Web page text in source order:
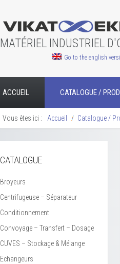
MATÉRIEL INDUSTRIEL
ACCUEIL CATALOGUE /
Go to the english
Vous êtes ici : Accueil Catalogue /
CATALOGUE
Broyeurs
Centrifugeuse – Séparateur
Conditionnement
Convoyage – Transfert – Dosage
CUVES – Stockage & Mélange
Echangeurs